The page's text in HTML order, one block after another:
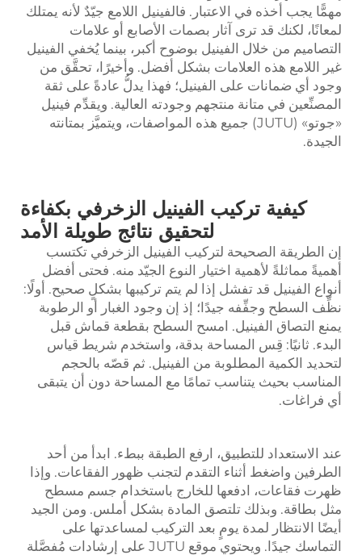
مهمًّا يجب أخذه في الاعتبار. فالفينيل اللامع جيّدٌ لأنه يمتلك
لمعانًا، لكنك قد ترى آثار بصمات الأصابع أو علامات
التصاميم من خلال الفينيل بوضوح أكبر، بينما يُخفي الفينيل
غير اللامع هذه العلامات بشكل أفضل. وأخيرًا، تحقَّق من
وجود أي ضمانات على الفينيل؛ فهذا يدلُّ عادةً على ثقة
المصنِّعين في متانة منتجهم وجودته العالية. ويقدِّم فينيل
«جوتو» (JUTU) جميع هذه المواصفات، ويتميَّز بمتانته
الجيدة.
كيفية تركيب الفينيل الزخرفي بكفاءة
لتحقيق نتائج طويلة الأمد
إن الطريقة الصحيحة لتركيب الفينيل الزخرفي تكتسب
أهميةً مماثلةً لأهمية اختيار النوع الجيّد منه. فحتى أفضل
أنواع الفينيل قد تفشل إذا لم يتم تركيبها بشكلٍ صحيح. أولًا:
نظِّف السطح وجفِّفه جيدًا؛ إذ إن وجود الغبار أو الرطوبة
يمنع التصاق الفينيل. امسح السطح بقطعة قماش قبل
البدء. ثانيًا: قِس المساحة بدقة، واستخدم شريط قياس
لتحديد الكمية المطلوبة من الفينيل. ثم قصّه بالحجم
المناسب بحيث يتناسب تمامًا مع المساحة دون أن يتبقى
أي فراغات.
عند الاستعداد للتطبيق، ارفع الطبقة ببطء. ابدأ من أحد
الطرفين واضغط أثناء التقدم لتجنب ظهور الفقاعات. وإذا
ظهرت فقاعات، ادفعها للخارج باستخدام جسم مسطح
مثل بطاقة. وبذلك تلتصق المادة بشكل أملس. ومن الجيد
أيضًا الانتظار لمدة يومٍ بعد التركيب لمساعدتها على
التماسك جيدًا. ويحتوي موقع JUTU على إرشادات مُفصَّلة